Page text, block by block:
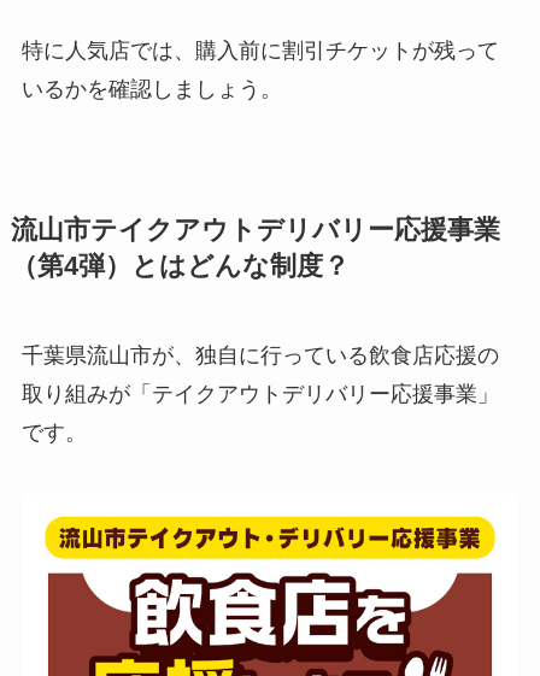
ンジ
長谷川てんぷら
オレ
ンジ
美こま・お食事処
オレ
ンジ
20
はな膳 江戸川台店
ンジ
21
麺ズ・クラブ 流山インター店
串処 たろう坊
特に人気店では、購入前に割引チケットが残って
いるかを確認しましょう。
流山市テイクアウトデリバリー応援事業
（第4弾）とはどんな制度？
千葉県流山市が、独自に行っている飲食店応援の
取り組みが「テイクアウトデリバリー応援事業」
です。